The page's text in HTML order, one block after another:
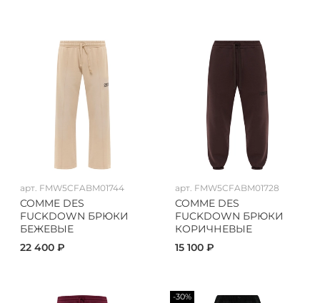
арт. FMW5CFABM01744
COMME DES
FUCKDOWN БРЮКИ
БЕЖЕВЫЕ
22 400 ₽
арт. FMW5CFABM01728
COMME DES
FUCKDOWN БРЮКИ
КОРИЧНЕВЫЕ
15 100 ₽
-30%